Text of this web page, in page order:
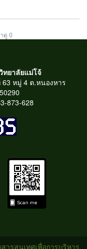
ดู 0
ทยาลัยแม่โจ้
หมู่ 4 ต.หนองหาร
873-628
ารสนเทศเพื่อการบริหาร